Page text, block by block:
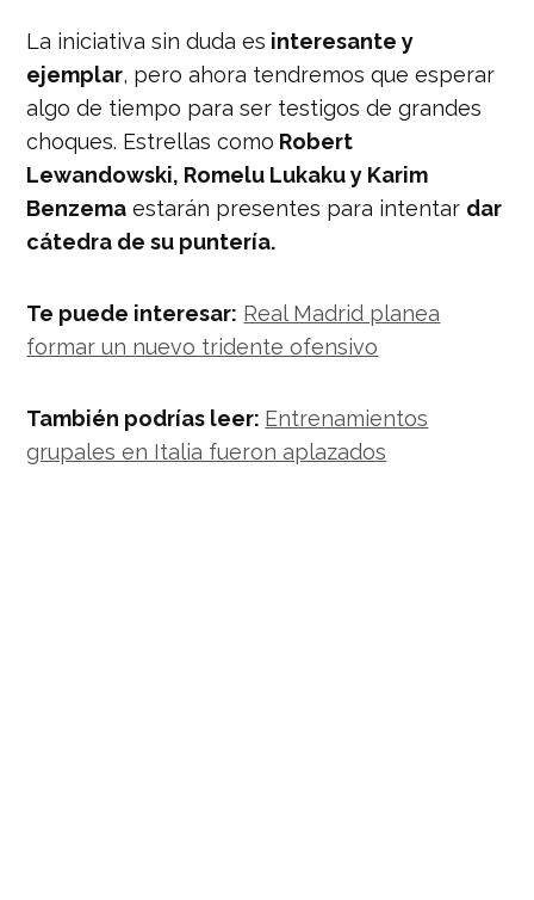
La iniciativa sin duda es interesante y
ejemplar, pero ahora tendremos que esperar
algo de tiempo para ser testigos de grandes
choques. Estrellas como Robert
Lewandowski, Romelu Lukaku y Karim
Benzema estarán presentes para intentar dar
cátedra de su puntería.
Te puede interesar: Real Madrid planea
formar un nuevo tridente ofensivo
También podrías leer: Entrenamientos
grupales en Italia fueron aplazados